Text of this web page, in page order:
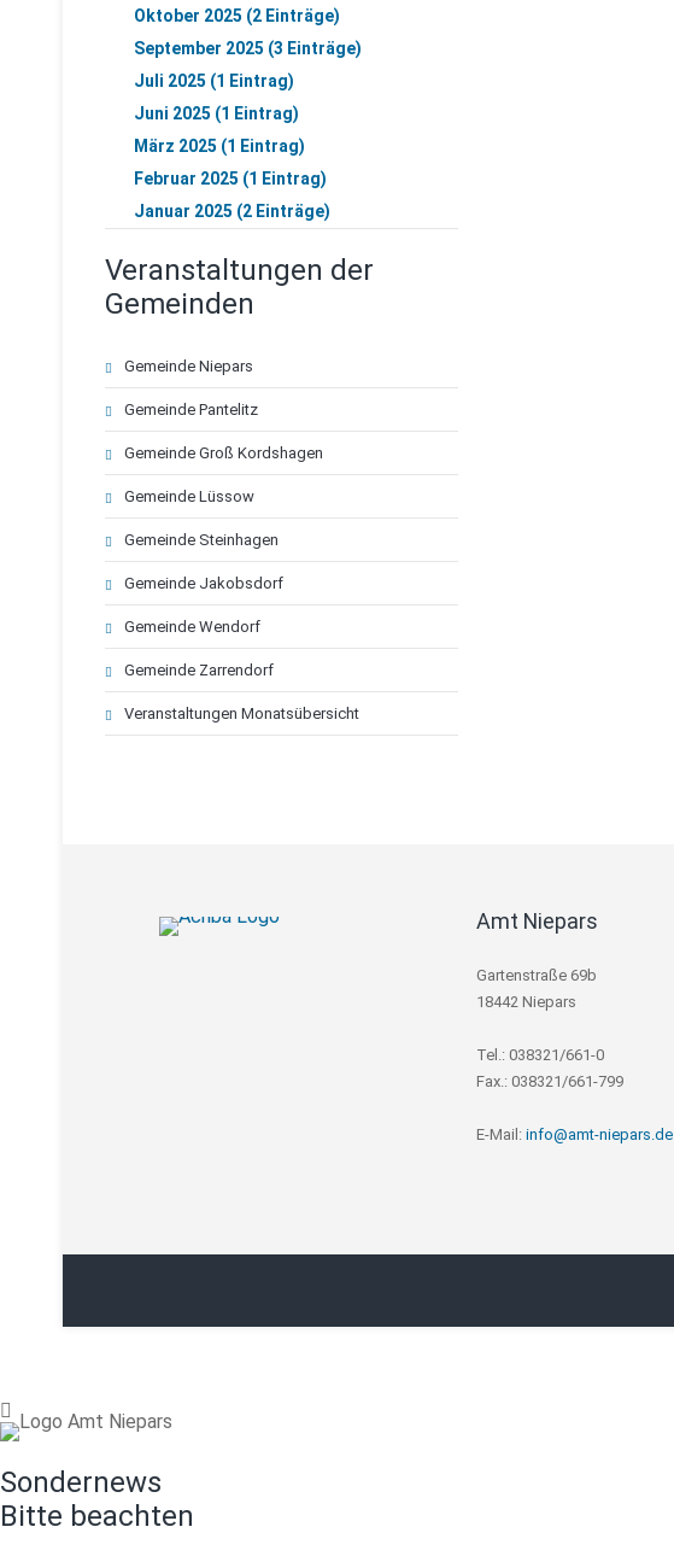
Oktober 2025 (2 Einträge)
September 2025 (3 Einträge)
Juli 2025 (1 Eintrag)
Juni 2025 (1 Eintrag)
März 2025 (1 Eintrag)
Februar 2025 (1 Eintrag)
Januar 2025 (2 Einträge)
Veranstaltungen der
Gemeinden
Navigation
überspringen
Gemeinde Niepars
Gemeinde Pantelitz
Gemeinde Groß Kordshagen
Gemeinde Lüssow
Gemeinde Steinhagen
Gemeinde Jakobsdorf
Gemeinde Wendorf
Gemeinde Zarrendorf
Veranstaltungen Monatsübersicht
Amt Niepars
Gartenstraße 69b
18442 Niepars
Tel.: 038321/661-0
Fax.: 038321/661-799
E-Mail: info@amt-niepars.de
Sondernews
Bitte beachten